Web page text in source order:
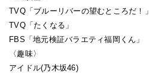
TVQ「ブルーリバーの望むところだ！」
TVQ「たくなる」
FBS「地元検証バラエティ福岡くん」
〈趣味〉
アイドル(乃木坂46)